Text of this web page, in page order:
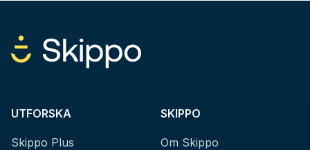
UTFORSKA
Skippo Plus
SKIPPO
Om Skippo